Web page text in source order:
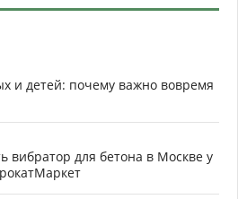
и детей: почему важно вовремя
вибратор для бетона в Москве у